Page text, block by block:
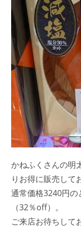
かねふくさんの明
りお得に販売して
通常価格3240円の
（32％off）。
ご来店お待ちして